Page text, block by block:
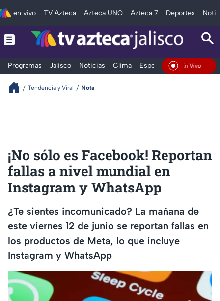
en vivo TV Azteca Azteca UNO Azteca 7 Deportes
Programas Jalisco Noticias Clima Espectáculos Deportes
En Vivo
Tendencia y Viral Nota
¡No sólo es Facebook! Reportan
fallas a nivel mundial en
Instagram y WhatsApp
¿Te sientes incomunicado? La mañana de
este viernes 12 de junio se reportan fallas en
los productos de Meta, lo que incluye
Instagram y WhatsApp